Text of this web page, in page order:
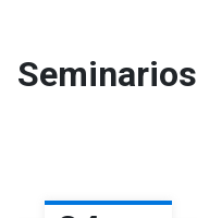
Seminarios